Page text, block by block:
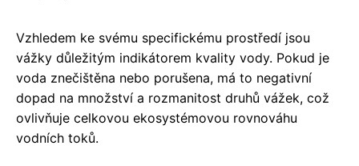
Vzhledem ke svému specifickému prostředí jsou
vážky důležitým indikátorem kvality vody. Pokud je
voda znečištěna nebo porušena, má to negativní
dopad na množství a rozmanitost druhů vážek, což
ovlivňuje celkovou ekosystémovou rovnováhu
vodních toků.